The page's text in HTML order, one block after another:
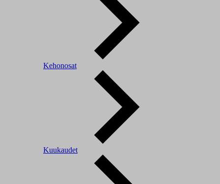
Kehonosat
Kuukaudet